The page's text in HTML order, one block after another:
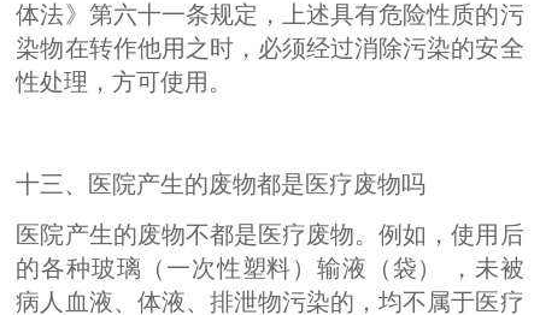
体法》第六十一条规定，上述具有危险性质的污
染物在转作他用之时，必须经过消除污染的安全
性处理，方可使用。
十三、医院产生的废物都是医疗废物吗
医院产生的废物不都是医疗废物。例如，使用后
的各种玻璃（一次性塑料）输液（袋） ，未被
病人血液、体液、排泄物污染的，均不属于医疗